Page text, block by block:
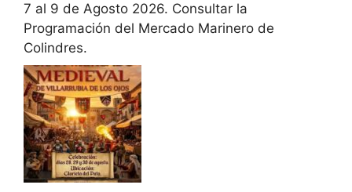
7 al 9 de Agosto 2026. Consultar la
Programación del Mercado Marinero de
Colindres.